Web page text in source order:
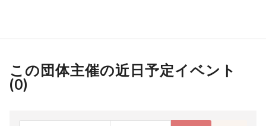
この団体主催の近日予定イベント
(0)